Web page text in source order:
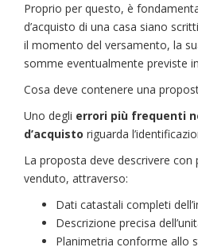
Proprio per questo, è
d’acquisto di una casa siano
il momento del versamento, la
somme eventualmente previste
Cosa deve contenere una
Uno degli errori più frequenti
d’acquisto riguarda
La proposta deve descrivere con
venduto, attraverso:
Dati catastali completi
Descrizione precisa
Planimetria conforme allo